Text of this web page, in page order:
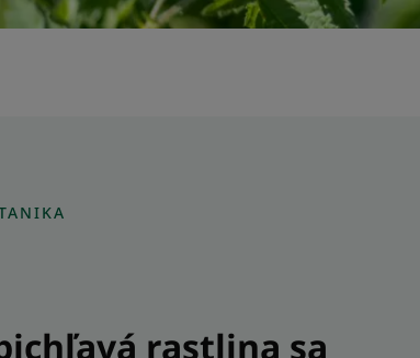
rastlina sa